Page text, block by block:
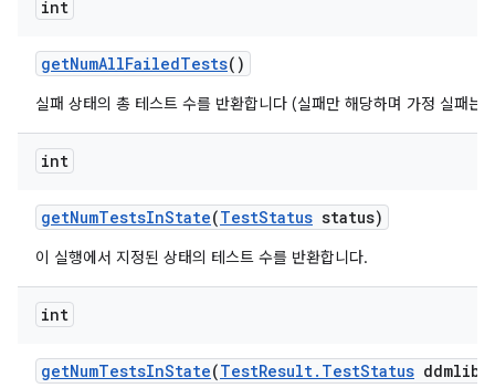
int
getNumAllFailedTests()
실패 상태의 총 테스트 수를 반환합니다 (실패만 해당하며 가정 실패는
int
getNumTestsInState(TestStatus status)
이 실행에서 지정된 상태의 테스트 수를 반환합니다.
int
getNumTestsInState(TestResult. TestStatus ddmlib